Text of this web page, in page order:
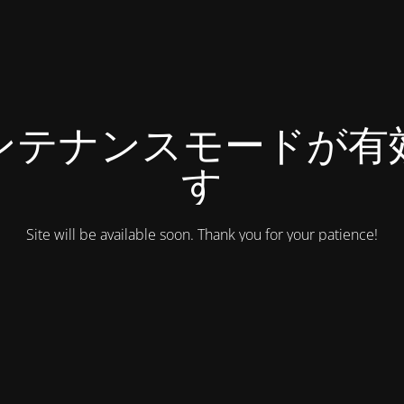
テナンスモードが有
す
Site will be available soon. Thank you for your patience!